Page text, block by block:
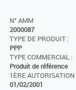
N° AMM
2000087
TYPE DE PRODUIT :
PPP
TYPE COMMERCIAL :
Produit de référence
1ÈRE AUTORISATION
01/02/2001